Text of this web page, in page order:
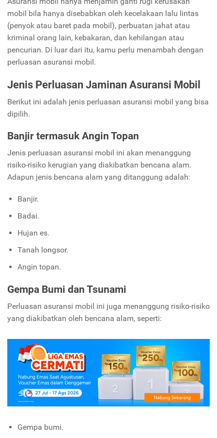
mobil bila hanya disebabkan oleh kecelakaan lalu lintas
(penyok atau baret pada mobil), perbuatan jahat atau
kriminal orang lain, kebakaran, dan kehilangan atau
pencurian. Di luar dari itu, kamu perlu menambah dengan
perluasan asuransi mobil.
Jenis Perluasan Jaminan Asuransi Mobil
Berikut ini adalah jenis perluasan asuransi mobil yang bisa
dipilih.
Banjir termasuk Angin Topan
Jenis perluasan asuransi mobil ini akan menanggung
risiko-risiko kerugian yang diakibatkan bencana alam.
Adapun jenis bencana alam yang ditanggung adalah:
Banjir.
Badai.
Hujan es.
Tanah longsor.
Angin topan.
Gempa Bumi dan Tsunami
Perluasan asuransi mobil ini juga menanggung risiko-risiko
yang diakibatkan oleh bencana alam, seperti:
Gempa bumi.